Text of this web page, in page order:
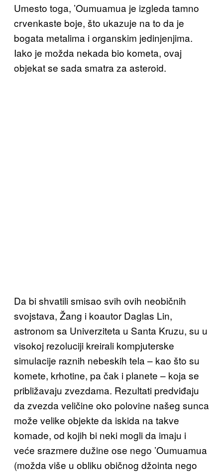
Umesto toga, ’Oumuamua je izgleda tamno
crvenkaste boje, što ukazuje na to da je
bogata metalima i organskim jedinjenjima.
Iako je možda nekada bio kometa, ovaj
objekat se sada smatra za asteroid.
Da bi shvatili smisao svih ovih neobičnih
svojstava, Žang i koautor Daglas Lin,
astronom sa Univerziteta u Santa Kruzu, su u
visokoj rezoluciji kreirali kompjuterske
simulacije raznih nebeskih tela – kao što su
komete, krhotine, pa čak i planete – koja se
približavaju zvezdama. Rezultati predviđaju
da zvezda veličine oko polovine našeg sunca
može velike objekte da iskida na takve
komade, od kojih bi neki mogli da imaju i
veće srazmere dužine ose nego ’Oumuamua
(možda više u obliku običnog džointa nego